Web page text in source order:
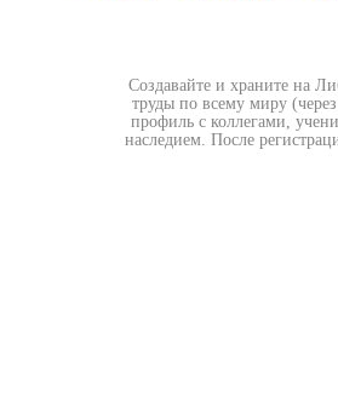
Создавайте и храните на
труды по всему миру
профиль с коллегами,
наследием. После